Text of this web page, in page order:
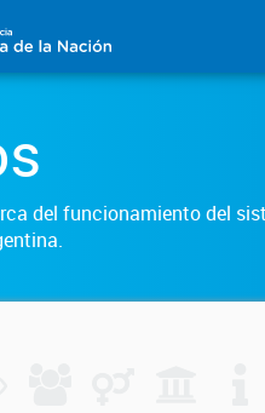
del funcionamiento del